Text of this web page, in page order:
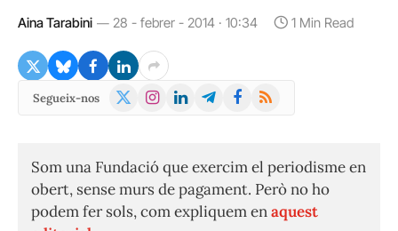
Aina Tarabini 28 - febrer - 2014 · 10:34 1 Min Read
Segueix-nos
X
Instagram
LinkedInTelegramFacebook
RSS
Som una Fundació que exercim el periodisme en
obert, sense murs de pagament. Però no ho
podem fer sols, com expliquem enaquest